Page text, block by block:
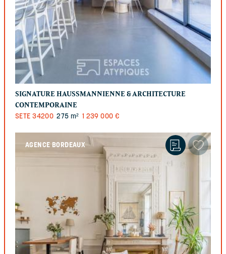
SIGNATURE HAUSSMANNIENNE & ARCHITECTURE
CONTEMPORAINE
SETE 34200 275 m² 1 239 000 €
AGENCE BORDEAUX